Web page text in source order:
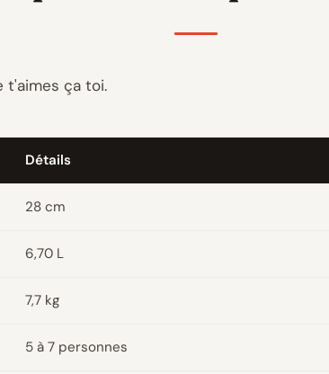
t'aimes ça toi.
Détails
28 cm
6,70 L
7,7 kg
5 à 7 personnes